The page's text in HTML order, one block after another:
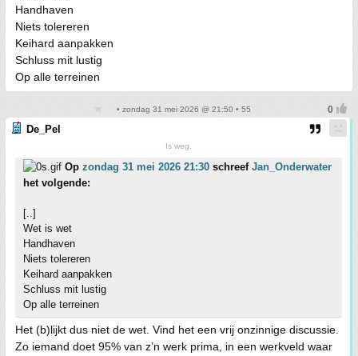
Handhaven
Niets tolereren
Keihard aanpakken
Schluss mit lustig
Op alle terreinen
• zondag 31 mei 2026 @ 21:50 • 55
De_Pel
Is weg.
Op zondag 31 mei 2026 21:30 schreef Jan_Onderwater
het volgende:
[..]
Wet is wet
Handhaven
Niets tolereren
Keihard aanpakken
Schluss mit lustig
Op alle terreinen
Het (b)lijkt dus niet de wet. Vind het een vrij onzinnige discussie.
Zo iemand doet 95% van z’n werk prima, in een werkveld waar